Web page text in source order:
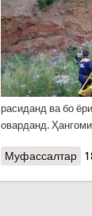
расиданд ва бо
оварданд.
Муфассалтар о